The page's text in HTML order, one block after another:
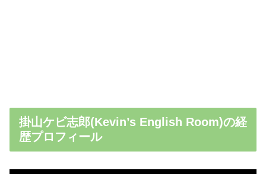
掛山ケビ志郎(Kevin’s English Room)の経
歴プロフィール